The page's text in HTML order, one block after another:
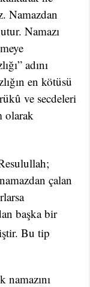
Namazdan
Namazı
adını
en kötüsü
rükû ve secdeleri
olarak
çalan
başka bir
Bu tip
namazını